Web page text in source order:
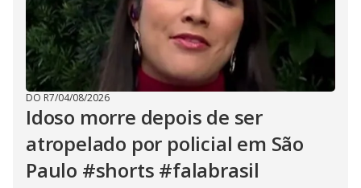
DO R7/04/08/2026
Idoso morre depois de ser
atropelado por policial em São
Paulo #shorts #falabrasil